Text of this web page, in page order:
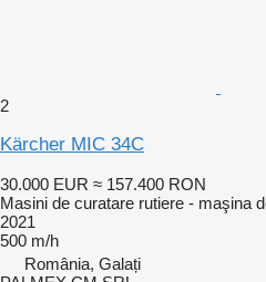
2
Kärcher MIC 34C
30.000 EUR ≈ 157.400 RON
Masini de curatare rutiere - maşina
2021
500 m/h
România, Galați